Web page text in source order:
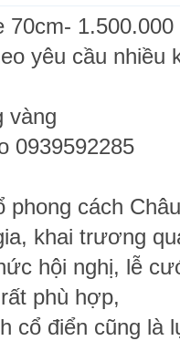
1.500.000
yêu cầu nhiều
vàng
0939592285
phong cách
khai trương
hội nghị, lễ
phù hợp,
cổ điển cũng là